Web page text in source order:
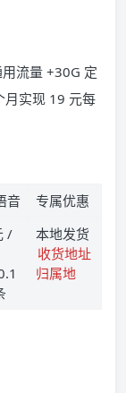
流量 +30G 定
月实现 19 元每
音
专属优惠
/
本地发货
收货地址
归属地